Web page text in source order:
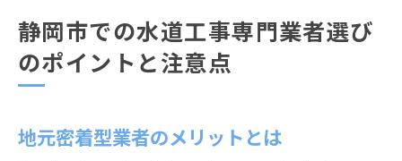
契約前に知っておくべき法的事項
信頼できる水道工事専門業者の見極め方と成功
過去の施工実績から見る信頼性
静岡市での水道工事専門業者選び
のポイントと注意点
地元密着型業者のメリットとは